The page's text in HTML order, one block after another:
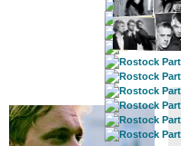
ROSTOCK TAGESTIPP